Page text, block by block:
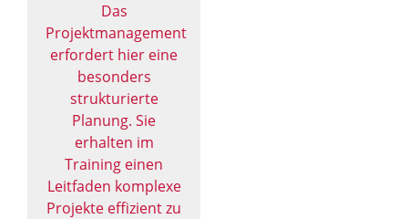
Das
Projektmanagement
erfordert hier eine
besonders
strukturierte
Planung. Sie
erhalten im
Training einen
Leitfaden komplexe
Projekte effizient zu